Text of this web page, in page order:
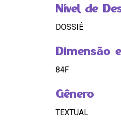
Nível de
DOSSIÊ
Dimensão
84F
Gênero
TEXTUAL